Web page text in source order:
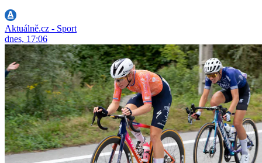
Aktuálně.cz - Sport
dnes, 17:06